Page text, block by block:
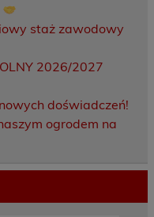
staż zawodowy
2026/2027
doświadczeń!
ogrodem na